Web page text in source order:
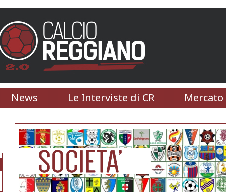
News Le Interviste di CR Mercato